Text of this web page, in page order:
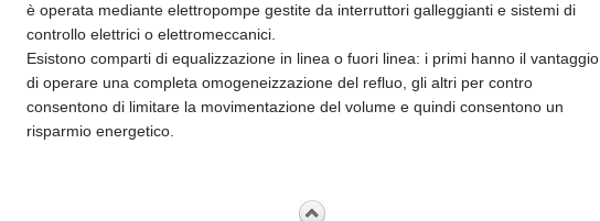
è operata mediante elettropompe gestite da interruttori galleggianti e sistemi di
controllo elettrici o elettromeccanici.
Esistono comparti di equalizzazione in linea o fuori linea: i primi hanno il vantaggio
di operare una completa omogeneizzazione del refluo, gli altri per contro
consentono di limitare la movimentazione del volume e quindi consentono un
risparmio energetico.